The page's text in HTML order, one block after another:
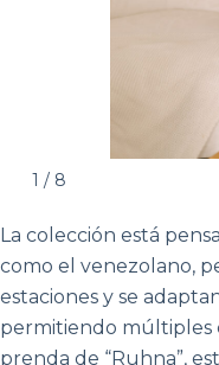
1 / 8
La colección está
como el venezolano,
estaciones y se
permitiendo múltiples
prenda de “Ruhna”,